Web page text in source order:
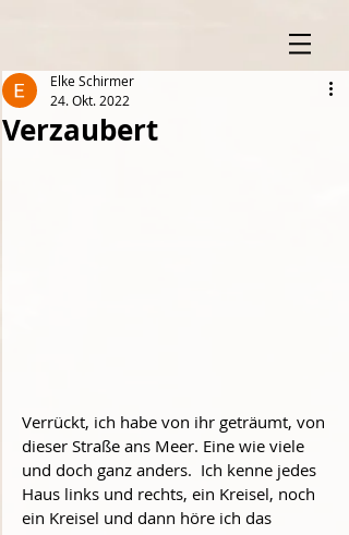
Verzaubert
Elke Schirmer
24. Okt. 2022
Verrückt, ich habe von ihr geträumt, von
dieser Straße ans Meer. Eine wie viele
und doch ganz anders.  Ich kenne jedes
Haus links und rechts, ein Kreisel, noch
ein Kreisel und dann höre ich das